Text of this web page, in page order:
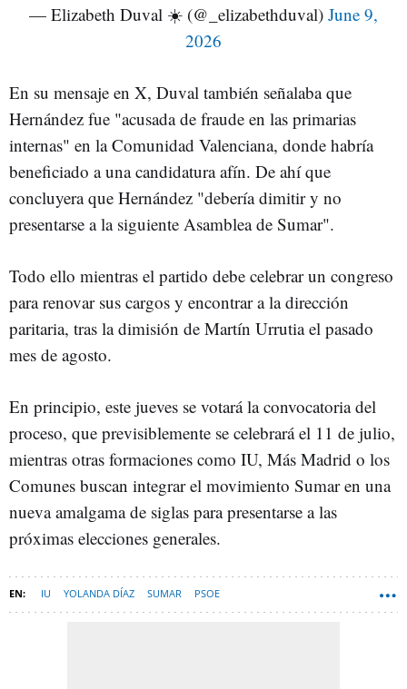
— Elizabeth Duval ☀️ (@_elizabethduval) June 9,
2026
En su mensaje en X, Duval también señalaba que
Hernández fue "acusada de fraude en las primarias
internas" en la Comunidad Valenciana, donde habría
beneficiado a una candidatura afín. De ahí que
concluyera que Hernández "debería dimitir y no
presentarse a la siguiente Asamblea de Sumar".
Todo ello mientras el partido debe celebrar un congreso
para renovar sus cargos y encontrar a la dirección
paritaria, tras la dimisión de Martín Urrutia el pasado
mes de agosto.
En principio, este jueves se votará la convocatoria del
proceso, que previsiblemente se celebrará el 11 de julio,
mientras otras formaciones como IU, Más Madrid o los
Comunes buscan integrar el movimiento Sumar en una
nueva amalgama de siglas para presentarse a las
próximas elecciones generales.
IU YOLANDA DÍAZ SUMAR PSOE